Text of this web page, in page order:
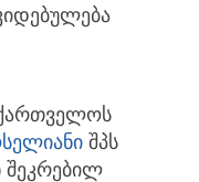
შპს
შეკრებილ